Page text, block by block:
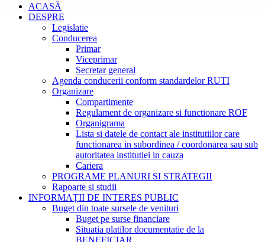
ACASĂ
DESPRE
Legislatie
Conducerea
Primar
Viceprimar
Secretar general
Agenda conducerii conform standardelor RUTI
Organizare
Compartimente
Regulament de organizare si functionare ROF
Organigrama
Lista si datele de contact ale institutiilor care
functionarea in subordinea / coordonarea sau sub
autoritatea institutiei in cauza
Cariera
PROGRAME PLANURI SI STRATEGII
Rapoarte si studii
INFORMAȚII DE INTERES PUBLIC
Buget din toate sursele de venituri
Buget pe surse financiare
Situatia platilor documentatie de la
BENEFICIAR